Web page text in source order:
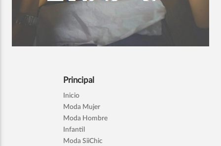
Principal
Inicio
Moda Mujer
Moda Hombre
Infantil
Moda SiiChic